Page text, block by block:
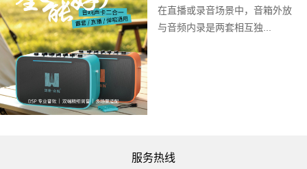
在直播或录音场景中，音箱外放
与音频内录是两套相互独...
服务热线